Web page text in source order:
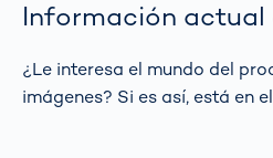
Información actual
¿Le interesa el mundo del
imágenes? Si es así, está en